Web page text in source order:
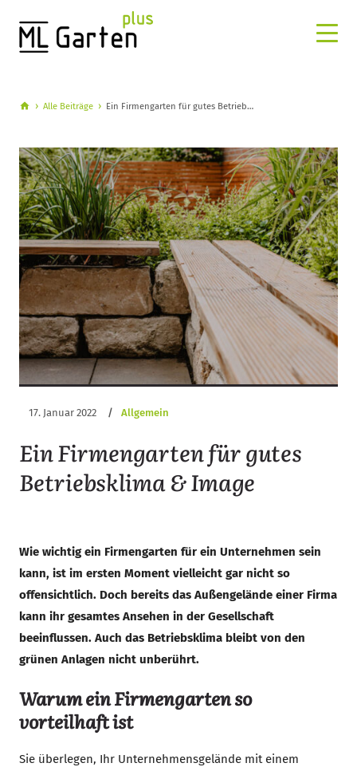
Alle Beiträge Ein Firmengarten für gutes Betrieb…
17. Januar 2022 / Allgemein
Ein Firmengarten für gutes
Betriebsklima & Image
Wie wichtig ein Firmengarten für ein Unternehmen sein
kann, ist im ersten Moment vielleicht gar nicht so
offensichtlich. Doch bereits das Außengelände einer Firma
kann ihr gesamtes Ansehen in der Gesellschaft
beeinflussen. Auch das Betriebsklima bleibt von den
grünen Anlagen nicht unberührt.
Warum ein Firmengarten so
vorteilhaft ist
Sie überlegen, Ihr Unternehmensgelände mit einem